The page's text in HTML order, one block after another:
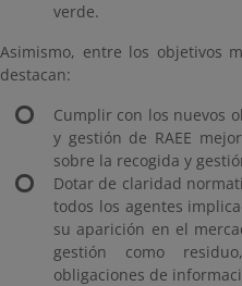
verde.
Asimismo, entre los objetivos
destacan:
Cumplir con los nuevos
y gestión de RAEE
sobre la recogida y
Dotar de claridad
todos los agentes
su aparición en el
gestión como
obligaciones de